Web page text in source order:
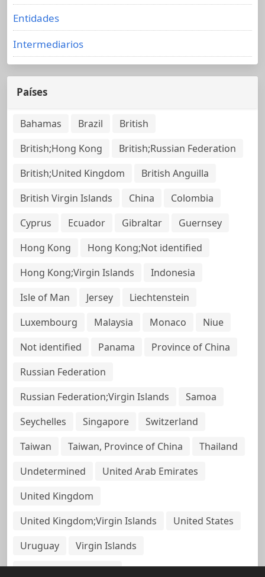
Entidades
Intermediarios
Países
Bahamas Brazil
British
British;Hong Kong
British;Russian Federation
British;United Kingdom
British Anguilla
British Virgin Islands
China
Colombia
Cyprus
Ecuador Gibraltar
Guernsey
Hong Kong
Hong Kong;Not identified
Hong Kong;Virgin Islands
Indonesia
Isle of Man
Jersey
Liechtenstein
Luxembourg
Malaysia Monaco
Niue
Not identified
Panama
Province of China
Russian Federation
Russian Federation;Virgin Islands
Samoa
Seychelles
Singapore
Switzerland
Taiwan
Taiwan, Province of China
Thailand
Undetermined
United Arab Emirates
United Kingdom
United Kingdom;Virgin Islands
United States
Uruguay
Virgin Islands
Virgin Islands, British